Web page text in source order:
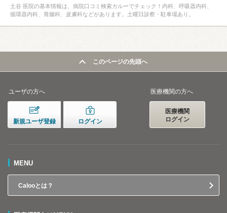
土谷 医院の基本情報は、病院口コミ検索カルーでチェック！内科、呼吸器内科、
循環器内科、胃腸科、皮膚科などがあります。土曜日診察・駐車場あり。
このページの先頭へ
ユーザの方へ
新規ユーザ登録 ログイン
医療機関の方へ
医療機関
ログイン
MENU
Calooとは？